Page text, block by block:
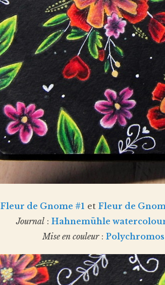
Fleur de Gnome #1 et Fleur de
Journal: Hahnemühle
Mise en couleur: Polychromos